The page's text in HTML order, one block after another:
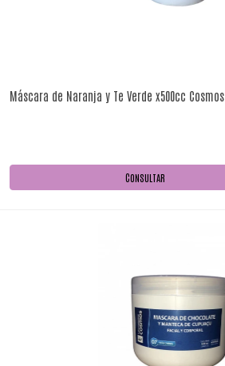
Máscara de Naranja y Te Verde x500cc Cosmos
CONSULTAR